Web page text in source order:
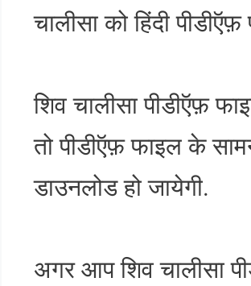
चालीसा को हिंदी
शिव चालीसा पीडीऍफ़
तो पीडीऍफ़ फाइल के
डाउनलोड हो जायेगी.
अगर आप शिव चालीसा